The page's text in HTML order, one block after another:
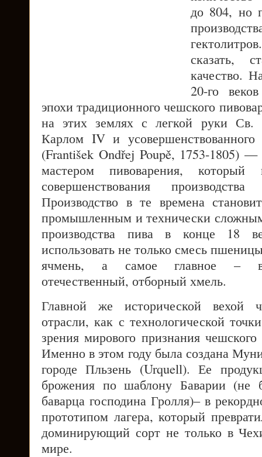
до 804, но
сказать,
качество.
20-го
эпохи традиционного чешского
на этих землях с легкой руки Св.
Карлом IV и
(František Ondřej Poupě, 1753-1805)
мастером пивоварения, который
совершенствования
Производство в те времена
промышленным и технически
производства пива в конце 18
использовать не только смесь
ячмень, а самое главное –
отечественный, отборный хмель.
Главной же исторической вехой
отрасли, как с технологической
зрения мирового признания
Именно в этом году была создана
городе Пльзень (Urquell). Ее
брожения по шаблону Баварии (не
баварца господина Гролля)– в
прототипом лагера, который
доминирующий сорт не только в
мире.